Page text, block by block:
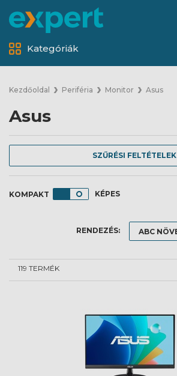
Kategóriák
Kezdőoldal Periféria Monitor Asus
Asus
SZŰRÉSI FELTÉTELEK
KÉPES
RENDEZÉS:
119 TERMÉK